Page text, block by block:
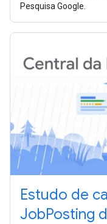
Pesquisa Google.
Estudo de
JobPosting